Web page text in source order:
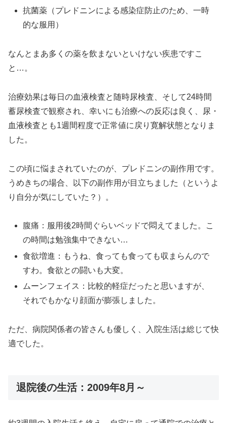
抗菌薬（プレドニンによる感染症防止のため、一時
的な服用）
なんとまあ多くの薬を飲まないといけない疾患ですこ
と…。
治療効果は毎日の血液検査と随時尿検査、そして24時間
蓄尿検査で観察され、幸いにも治療への反応は良く、尿・
血液検査とも1週間程度で正常値に戻り寛解状態となりま
した。
この頃に悩まされていたのが、プレドニンの副作用です。
うめきちの場合、以下の副作用が目立ちました（というよ
り自分が気にしていた？）。
腹痛：服用後2時間ぐらいベッドで悶えてました。こ
の時間は勉強集中できない…
食欲増進：もうね、食っても食っても収まらんので
すわ。食欲との闘いも大変。
ムーンフェイス：比較的軽症だったと思いますが、
それでもかなり顔面が膨張しました。
ただ、病院関係者の皆さんも優しく、入院生活は総じて快
適でした。
退院後の生活：2009年8月～